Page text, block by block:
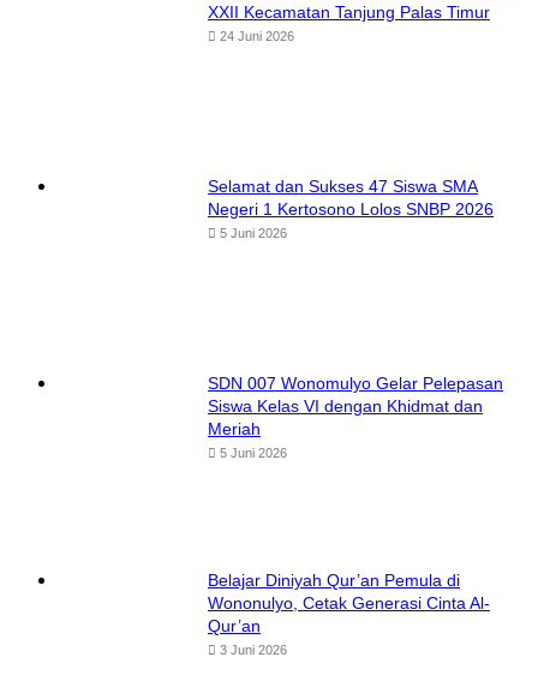
XXII Kecamatan Tanjung Palas Timur
24 Juni 2026
Selamat dan Sukses 47 Siswa SMA
Negeri 1 Kertosono Lolos SNBP 2026
5 Juni 2026
SDN 007 Wonomulyo Gelar Pelepasan
Siswa Kelas VI dengan Khidmat dan
Meriah
5 Juni 2026
Belajar Diniyah Qur’an Pemula di
Wononulyo, Cetak Generasi Cinta Al-
Qur’an
3 Juni 2026